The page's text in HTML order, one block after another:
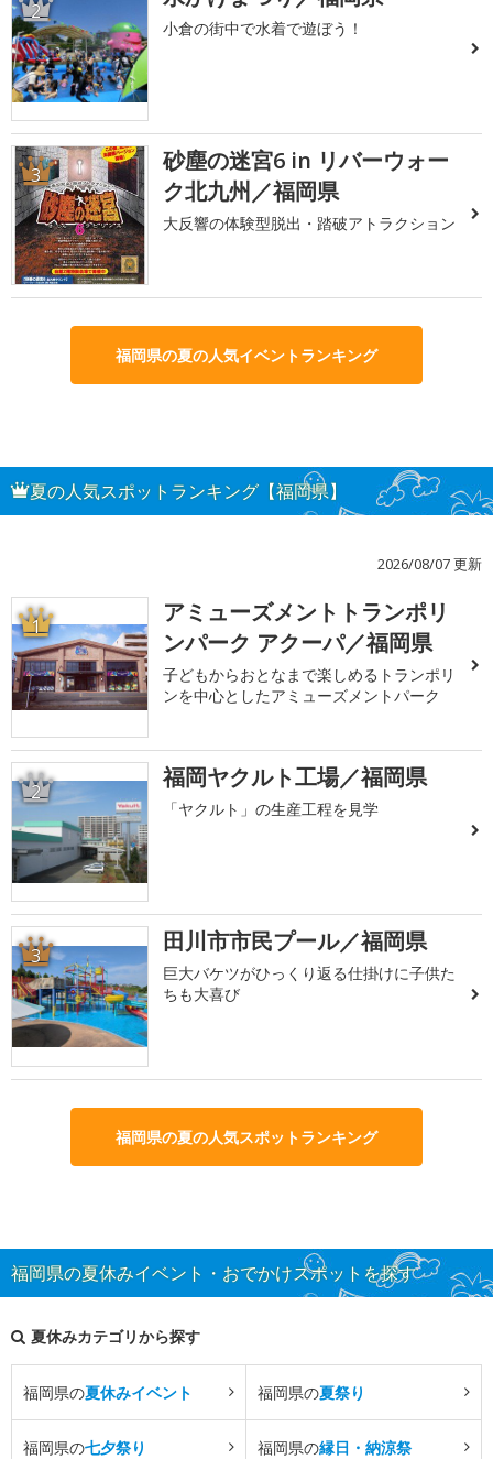
2
小倉の街中で水着で遊ぼう！
3
砂塵の迷宮6 in リバーウォー
ク北九州／福岡県
大反響の体験型脱出・踏破アトラクション
福岡県の夏の人気イベントランキング
夏の人気スポットランキング【福岡県】
2026/08/07 更新
1
アミューズメントトランポリ
ンパーク アクーパ／福岡県
子どもからおとなまで楽しめるトランポリ
ンを中心としたアミューズメントパーク
2 福岡ヤクルト工場／福岡県
「ヤクルト」の生産工程を見学
3 田川市市民プール／福岡県
巨大バケツがひっくり返る仕掛けに子供た
ちも大喜び
福岡県の夏の人気スポットランキング
福岡県の夏休みイベント・おでかけスポットを探す
夏休みカテゴリから探す
福岡県の夏休みイベント 福岡県の夏祭り
福岡県の七夕祭り 福岡県の縁日・納涼祭